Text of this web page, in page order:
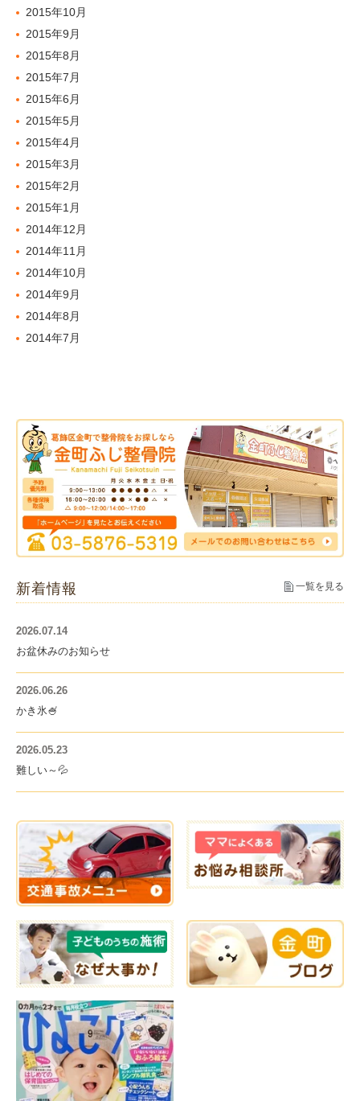
2015年10月
2015年9月
2015年8月
2015年7月
2015年6月
2015年5月
2015年4月
2015年3月
2015年2月
2015年1月
2014年12月
2014年11月
2014年10月
2014年9月
2014年8月
2014年7月
新着情報 一覧を見る
2026.07.14
お盆休みのお知らせ
2026.06.26
かき氷🍧
2026.05.23
難しい～💦